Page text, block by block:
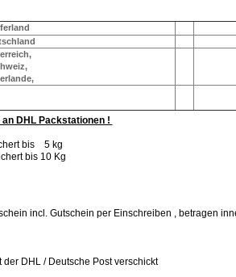
DHL Packstationen !
bis 5 kg
bis 10 Kg
incl. Gutschein per Einschreiben , betragen
DHL / Deutsche Post verschickt